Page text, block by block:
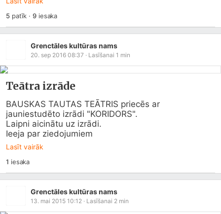
5patīk ·9iesaka
Grenctāles kultūras nams
20. sep 2016 08:37 · Lasīšanai 1 min
Teātra izrāde
BAUSKAS TAUTAS TEĀTRIS priecēs ar
jauniestudēto izrādi "KORIDORS".
Laipni aicinātu uz izrādi.
Ieeja par ziedojumiem
Lasīt vairāk
1 iesaka
Grenctāles kultūras nams
13. mai 2015 10:12 · Lasīšanai 2 min